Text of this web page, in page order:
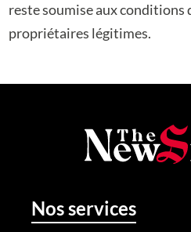
reste soumise aux conditions
propriétaires légitimes.
Nos services